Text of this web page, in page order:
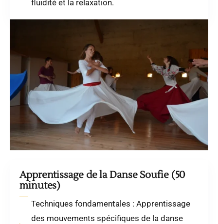
fluidité et la relaxation.
Apprentissage de la Danse Soufie (50
minutes)
Techniques fondamentales : Apprentissage
des mouvements spécifiques de la danse